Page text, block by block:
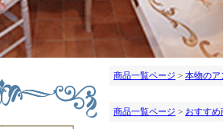
商品一覧ページ > 本物のア
商品一覧ページ > おすすめ